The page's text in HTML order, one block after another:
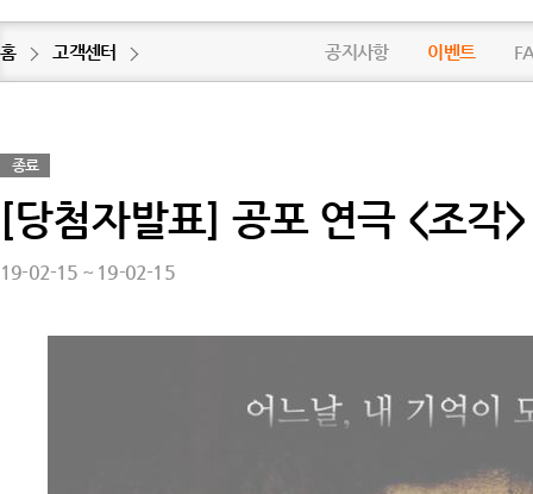
홈 고객센터 공지사항 이벤트
종료
[당첨자발표] 공포 연극 <조각
19-02-15 ~ 19-02-15